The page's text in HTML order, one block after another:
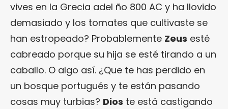
vives en la Grecia adel ño 800 AC y ha llovido
demasiado y los tomates que cultivaste se
han estropeado? Probablemente Zeus esté
cabreado porque su hija se esté tirando a un
caballo. O algo así. ¿Que te has perdido en
un bosque portugués y te están pasando
cosas muy turbias? Dios te está castigando